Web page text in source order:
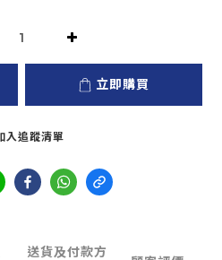
立即購買
入追蹤清單
送貨及付款方